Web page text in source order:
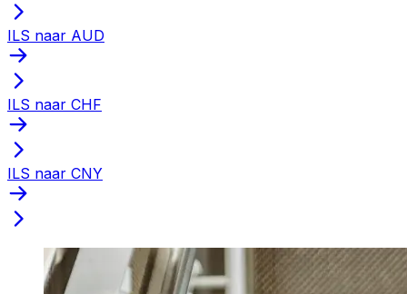
ILS naar AUD
ILS naar CHF
ILS naar CNY